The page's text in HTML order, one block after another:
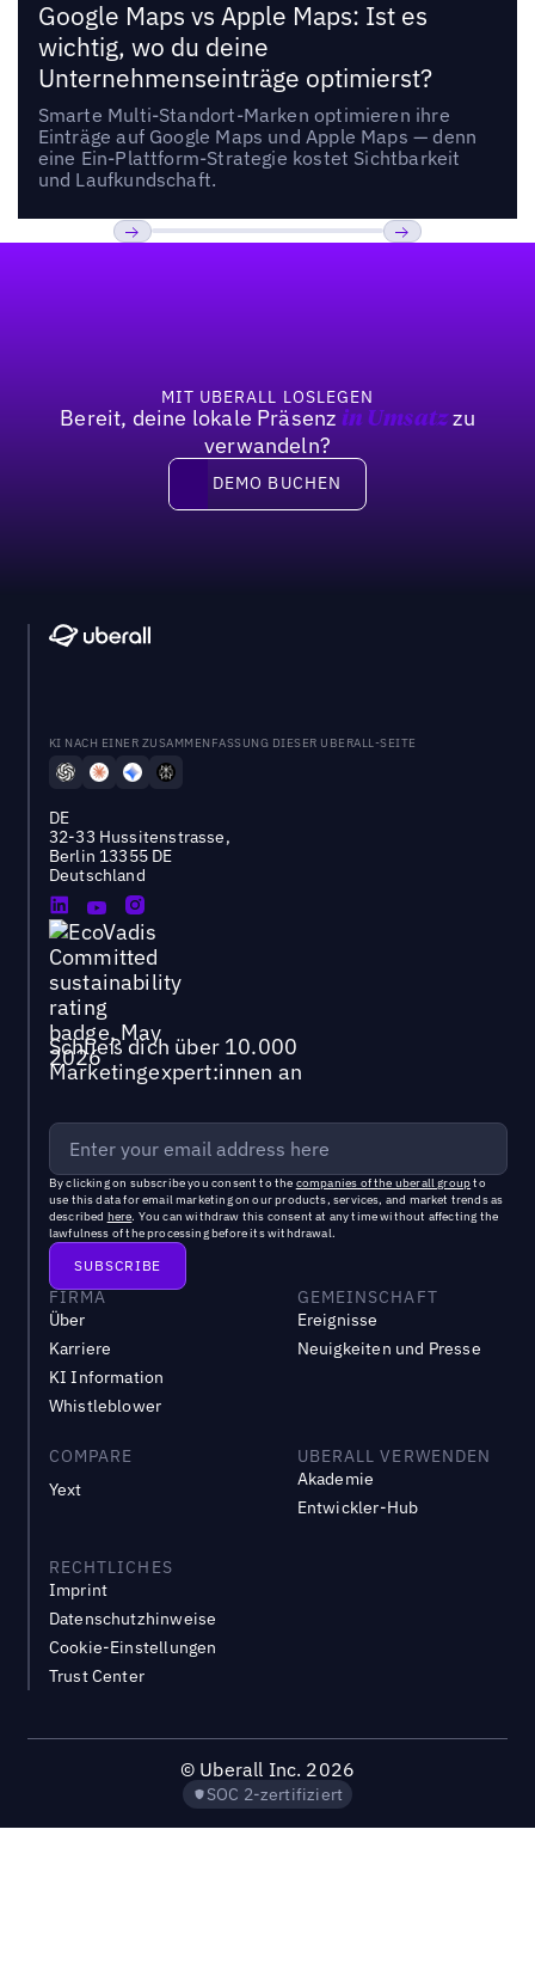
Google Maps vs Apple Maps: Ist es
wichtig, wo du deine
Unternehmenseinträge optimierst?
Smarte Multi-Standort-Marken optimieren ihre
Einträge auf Google Maps und Apple Maps — denn
eine Ein-Plattform-Strategie kostet Sichtbarkeit
und Laufkundschaft.
MIT UBERALL LOSLEGEN
Bereit, deine lokale Präsenz in Umsatzzu
verwandeln?
DEMO BUCHEN
DEMO BUCHEN
KI NACH EINER ZUSAMMENFASSUNG DIESER UBERALL-SEITE
DE
32-33 Hussitenstrasse,
Berlin 13355 DE
Deutschland
Schließ dich über 10.000
Marketingexpert:innen an
By clicking on subscribe you consent to the companies of the uberall groupto
use this data for email marketing on our products, services, and market trends as
described here. You can withdraw this consent at any time without affecting the
lawfulness of the processing before its withdrawal.
FIRMA
Über
Karriere
KI Information
Whistleblower
GEMEINSCHAFT
Ereignisse
Neuigkeiten und Presse
COMPARE
Yext
UBERALL VERWENDEN
Akademie
Entwickler-Hub
RECHTLICHES
Imprint
Datenschutzhinweise
Cookie-Einstellungen
Trust Center
© Uberall Inc. 2026
SOC 2-zertifiziert